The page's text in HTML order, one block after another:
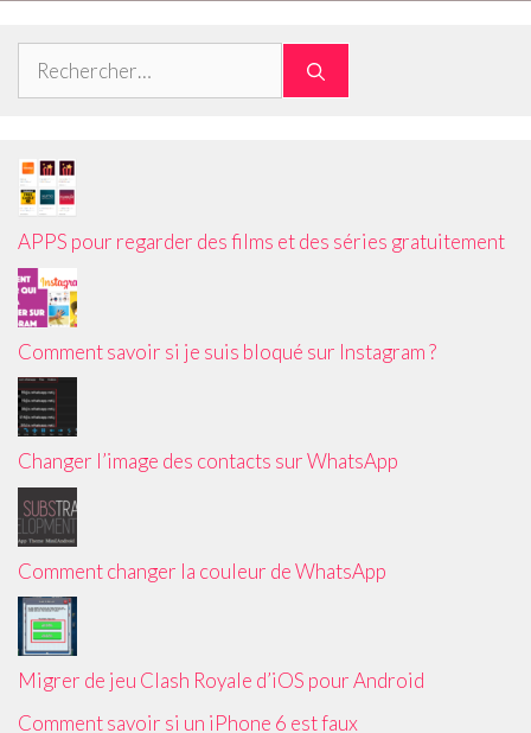
Rechercher :
APPS pour regarder des films et des séries gratuitement
Comment savoir si je suis bloqué sur Instagram ?
Changer l’image des contacts sur WhatsApp
Comment changer la couleur de WhatsApp
Migrer de jeu Clash Royale d’iOS pour Android
Comment savoir si un iPhone 6 est faux